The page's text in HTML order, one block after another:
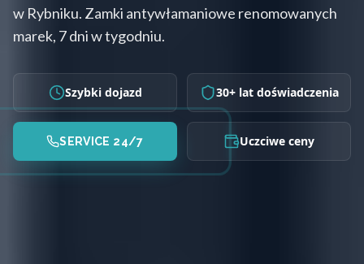
w Rybniku. Zamki antywłamaniowe renomowanych
marek, 7 dni w tygodniu.
Szybki dojazd 30+ lat doświadczenia
SERVICE 24/7 Uczciwe ceny